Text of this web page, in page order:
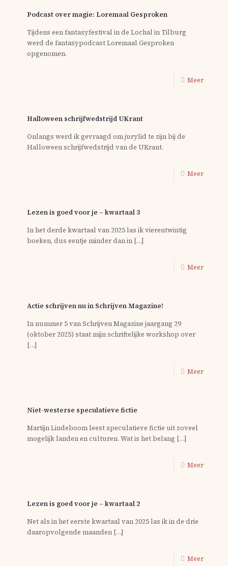
Podcast over magie: Loremaal Gesproken
Tijdens een fantasyfestival in de Lochal in Tilburg
werd de fantasypodcast Loremaal Gesproken
opgenomen.
Meer
Halloween schrijfwedstrijd UKrant
Onlangs werd ik gevraagd om jurylid te zijn bij de
Halloween schrijfwedstrijd van de UKrant.
Meer
Lezen is goed voor je – kwartaal 3
In het derde kwartaal van 2025 las ik vierentwintig
boeken, dus eentje minder dan in […]
Meer
Actie schrijven nu in Schrijven Magazine!
In nummer 5 van Schrijven Magazine jaargang 29
(oktober 2025) staat mijn schriftelijke workshop over
[…]
Meer
Niet-westerse speculatieve fictie
Martijn Lindeboom leest speculatieve fictie uit zoveel
mogelijk landen en culturen. Wat is het belang […]
Meer
Lezen is goed voor je – kwartaal 2
Net als in het eerste kwartaal van 2025 las ik in de drie
daaropvolgende maanden […]
Meer